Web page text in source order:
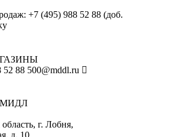
+7 (495) 988 52 88 (доб.
52 88 500@mddl.ru
МИДЛ
г. Лобня,
д. 10